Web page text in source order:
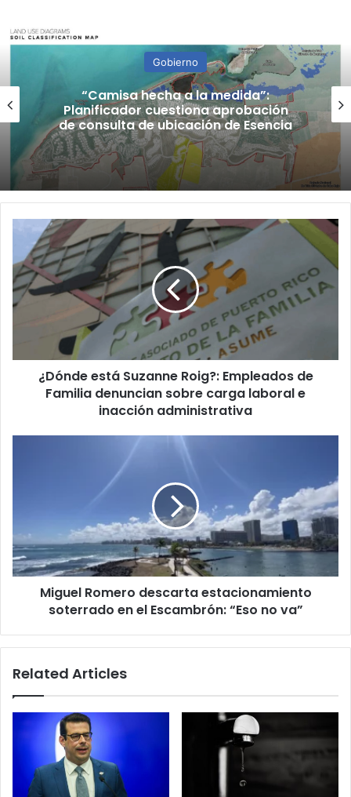
Gobierno
“Camisa hecha a la medida”:
Planificador cuestiona aprobación
de consulta de ubicación de Esencia
¿Dónde
Suzanne
Roig?:
Empleados
de
denuncian
sobre
¿Dónde está Suzanne Roig?: Empleados de
Familia denuncian sobre carga laboral e
inacción administrativa
el
Escambrón:
“Eso
Miguel Romero descarta estacionamiento
soterrado en el Escambrón: “Eso no va”
Related Articles